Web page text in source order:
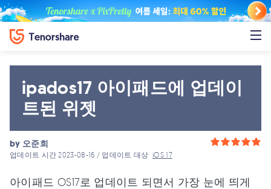
ipados17 아이패드에 업데이
트된 위젯
by 오준희
업데이트 시간 2023-08-16 / 업데이트 대상iOS 17
아이패드 OS17로 업데이트 되면서 가장 눈에 띄게